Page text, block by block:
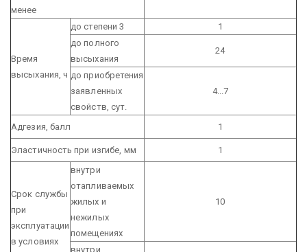
менее
Время
высыхания, ч
до степени 3
1
до полного
высыхания
24
до приобретения
заявленных
свойств, сут.
4...7
Адгезия, балл 1
Эластичность при изгибе, мм 1
Срок службы
при
эксплуатации
в условиях
внутри
отапливаемых
жилых и
нежилых
помещениях
10
внутри